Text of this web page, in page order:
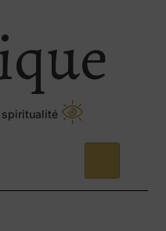
spiritualité